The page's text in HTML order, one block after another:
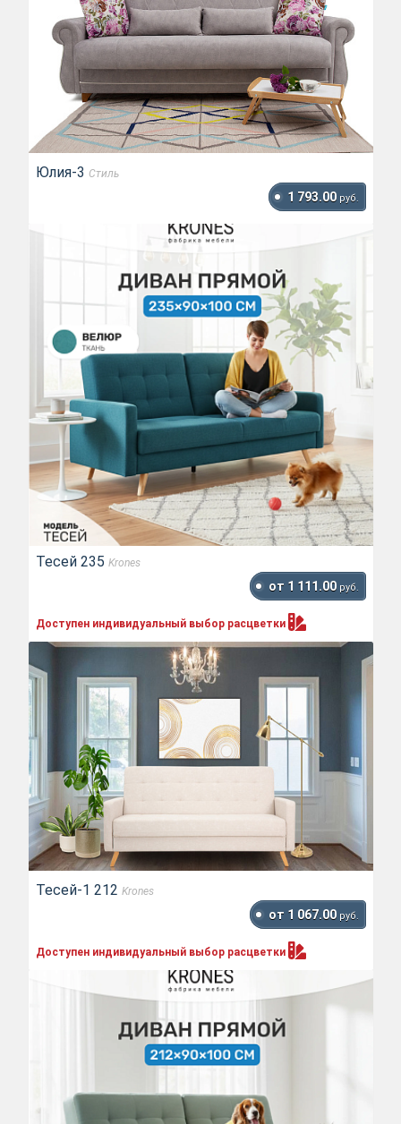
Юлия-3 Стиль
1 793.00 руб.
Тесей 235 Krones
от 1 111.00 руб.
Доступен индивидуальный выбор расцветки
Тесей-1 212 Krones
от 1 067.00 руб.
Доступен индивидуальный выбор расцветки